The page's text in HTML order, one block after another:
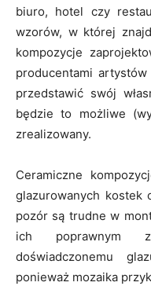
biuro, hotel czy
wzorów, w której
kompozycje
producentami
przedstawić swój
będzie to możliwe
zrealizowany.
Ceramiczne
glazurowanych kostek
pozór są trudne w
ich poprawnym
doświadczonemu
ponieważ mozaika